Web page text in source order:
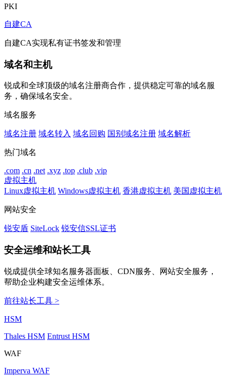
PKI
自建CA
自建CA实现私有证书签发和管理
域名和主机
锐成和全球顶级的域名注册商合作，提供稳定可靠的域名服
务，确保域名安全。
域名服务
域名注册 域名转入 域名回购 国别域名注册 域名解析
热门域名
.com .cn .net .xyz .top .club .vip
虚拟主机
Linux虚拟主机 Windows虚拟主机 香港虚拟主机 美国虚拟主机
网站安全
锐安盾 SiteLock 锐安信SSL证书
安全运维和站长工具
锐成提供全球知名服务器面板、CDN服务、网站安全服务，
帮助企业构建安全运维体系。
前往站长工具 >
HSM
Thales HSM Entrust HSM
WAF
Imperva WAF